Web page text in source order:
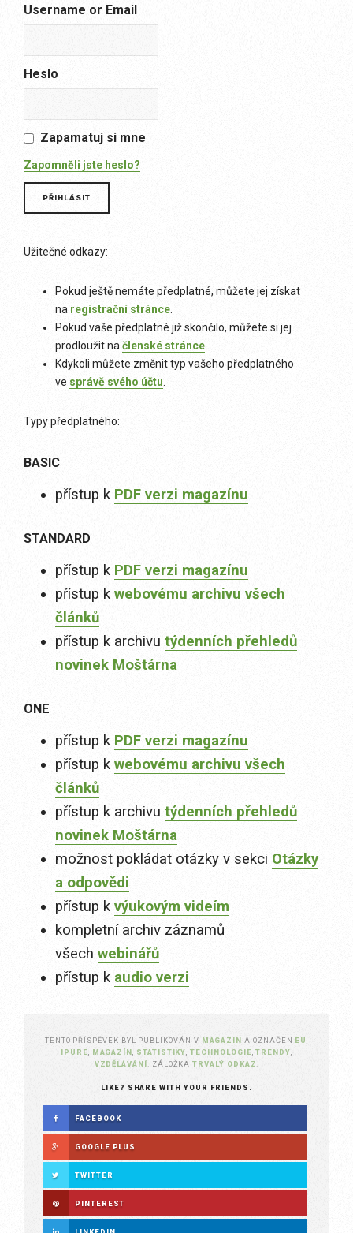
Username or Email
Heslo
Zapamatuj si mne
Zapomněli jste heslo?
Užitečné odkazy:
Pokud ještě nemáte předplatné, můžete jej získat
na registrační stránce
Pokud vaše předplatné již skončilo, můžete si jej
prodloužit na členské stránce
Kdykoli můžete změnit typ vašeho předplatného
ve správě svého účtu
Typy předplatného:
BASIC
přístup k PDF verzi magazínu
STANDARD
přístup k PDF verzi magazínu
přístup k webovému archivu všech
článků
přístup k archivu týdenních přehledů
novinek Moštárna
ONE
přístup k PDF verzi magazínu
přístup k webovému archivu všech
článků
přístup k archivu týdenních přehledů
novinek Moštárna
možnost pokládat otázky v sekci Otázky
a odpovědi
přístup k výukovým videím
kompletní archiv záznamů
všech webinářů
přístup k audio verzi
TENTO PŘÍSPĚVEK BYL PUBLIKOVÁN V MAGAZÍN A OZNAČEN EU
IPURE
MAGAZÍN STATISTIKY ,TECHNOLOGIE ,TRENDY
VZDĚLÁVÁNÍ . ZÁLOŽKATRVALÝ ODKAZ
LIKE? SHARE WITH YOUR FRIENDS.
FACEBOOK
GOOGLE PLUS
TWITTER
PINTEREST